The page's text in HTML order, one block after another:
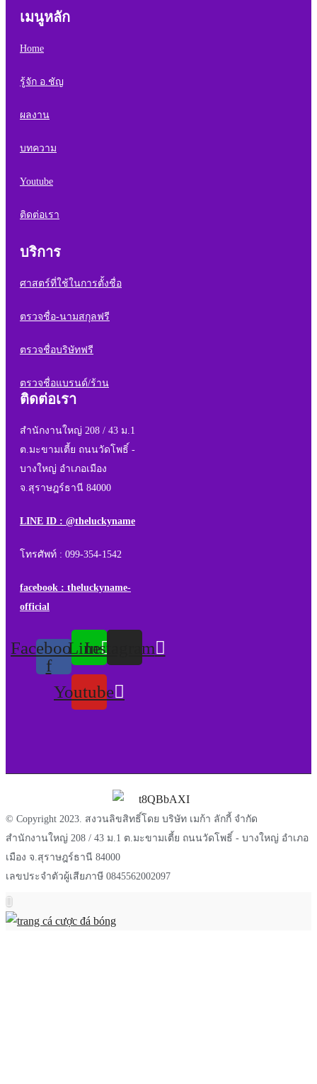
เมนูหลัก
Home
รู้จัก อ.ชัญ
ผลงาน
บทความ
Youtube
ติดต่อเรา
บริการ
ศาสตร์ที่ใช้ในการตั้งชื่อ
ตรวจชื่อ-นามสกุลฟรี
ตรวจชื่อบริษัทฟรี
ตรวจชื่อแบรนด์/ร้าน
ติดต่อเรา
สำนักงานใหญ่ 208 / 43 ม.1
ต.มะขามเตี้ย ถนนวัดโพธิ์ -
บางใหญ่ อำเภอเมือง
จ.สุราษฎร์ธานี 84000
LINE ID : @theluckyname
โทรศัพท์ : 099-354-1542
facebook : theluckyname-
official
Facebook-
f
LineInstagram
Youtube
© Copyright 2023. สงวนลิขสิทธิ์โดย บริษัท เมก้า ลักกี้ จำกัด
สำนักงานใหญ่ 208 / 43 ม.1 ต.มะขามเตี้ย ถนนวัดโพธิ์ - บางใหญ่ อำเภอ
เมือง จ.สุราษฎร์ธานี 84000
เลขประจำตัวผู้เสียภาษี 0845562002097